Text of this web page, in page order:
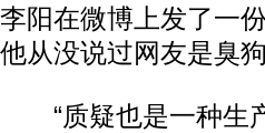
李阳在微博上发了一
他从没说过网友是臭狗
“质疑也是一种生产